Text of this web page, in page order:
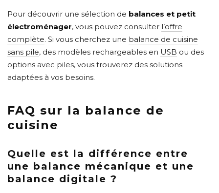
Pour découvrir une sélection de balances et petit
électroménager, vous pouvez consulter l’offre
complète. Si vous cherchez une balance de cuisine
sans pile, des modèles rechargeables en USB ou des
options avec piles, vous trouverez des solutions
adaptées à vos besoins.
FAQ sur la balance de
cuisine
Quelle est la différence entre
une balance mécanique et une
balance digitale ?